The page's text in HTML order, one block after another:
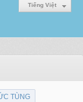
Tiếng Việt
TÙNG